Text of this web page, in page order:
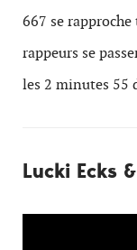
667 se
rappeurs se
les 2 minutes 55
Lucki Ecks